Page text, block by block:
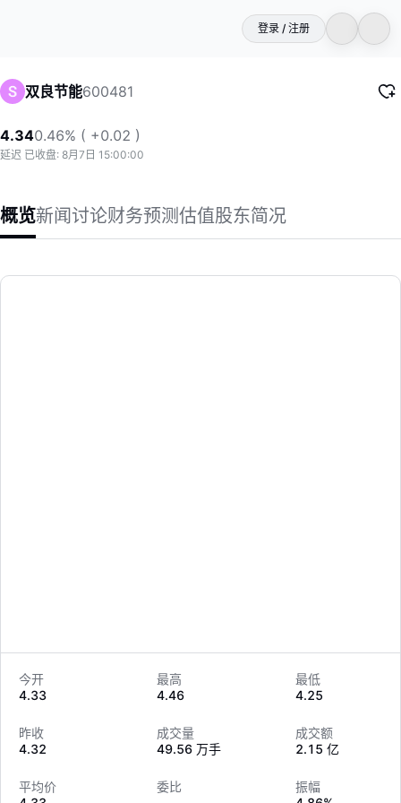
登录 / 注册
双良节能600481
4.340.46% ( +0.02 )
延迟 已收盘: 8月7日 15:00:00
概览新闻讨论财务预测估值股东简况
双良节能
公司以绿色环保为己任，不断开拓创新，致力于成为数字化驱
今开
4.33
最高
4.46
最低
4.25
昨收
4.32
成交量
49.56 万手
成交额
2.15 亿
平均价
委比
振幅
LongbridgeAI